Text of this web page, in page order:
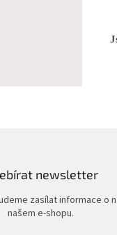
newsletter
zasílat informace o
našem e-shopu.